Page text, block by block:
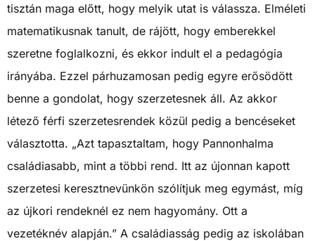
tisztán maga előtt, hogy melyik utat is válassza. Elméleti
matematikusnak tanult, de rájött, hogy emberekkel
szeretne foglalkozni, és ekkor indult el a pedagógia
irányába. Ezzel párhuzamosan pedig egyre erősödött
benne a gondolat, hogy szerzetesnek áll. Az akkor
létező férfi szerzetesrendek közül pedig a bencéseket
választotta. „Azt tapasztaltam, hogy Pannonhalma
családiasabb, mint a többi rend. Itt az újonnan kapott
szerzetesi keresztnevünkön szólítjuk meg egymást, míg
az újkori rendeknél ez nem hagyomány. Ott a
vezetéknév alapján.” A családiasság pedig az iskolában